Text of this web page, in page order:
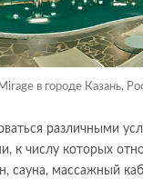
в городе Казань,
различными
к числу которых
сауна, массажный